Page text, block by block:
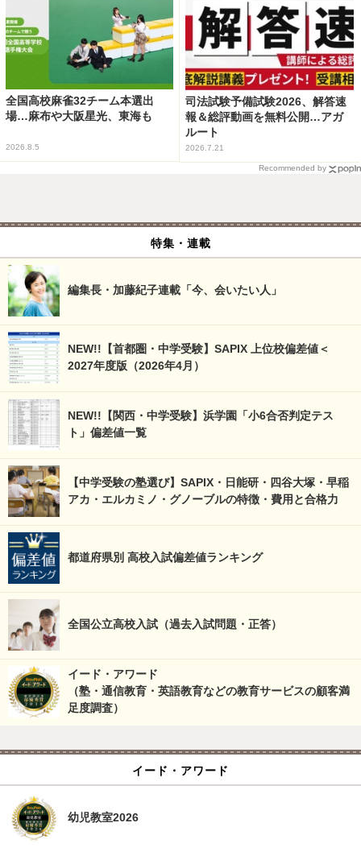
全国高校麻雀32チーム本選出
場…麻布や大阪星光、東海も
2026.8.5
司法試験予備試験2026、解答速
報＆総評動画を無料公開…アガ
ルート
2026.7.21
Recommended by
特集・連載
編集長・加藤紀子連載「今、会いたい人」
NEW!!【首都圏・中学受験】SAPIX 上位校偏差値＜
2027年度版（2026年4月）
NEW!!【関西・中学受験】浜学園「小6合否判定テス
ト」偏差値一覧
【中学受験の塾選び】SAPIX・日能研・四谷大塚・早稲
アカ・エルカミノ・グノーブルの特徴・費用と合格力
都道府県別 高校入試偏差値ランキング
全国公立高校入試（過去入試問題・正答）
イード・アワード
（塾・通信教育・英語教育などの教育サービスの顧客満
足度調査）
イード・アワード
幼児教室2026